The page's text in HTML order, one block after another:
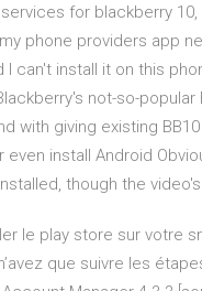
for blackberry
phone providers app
can't install it on this
not-so-popular
with giving existing
install Android
though the video's
le play store sur votre
que suivre les